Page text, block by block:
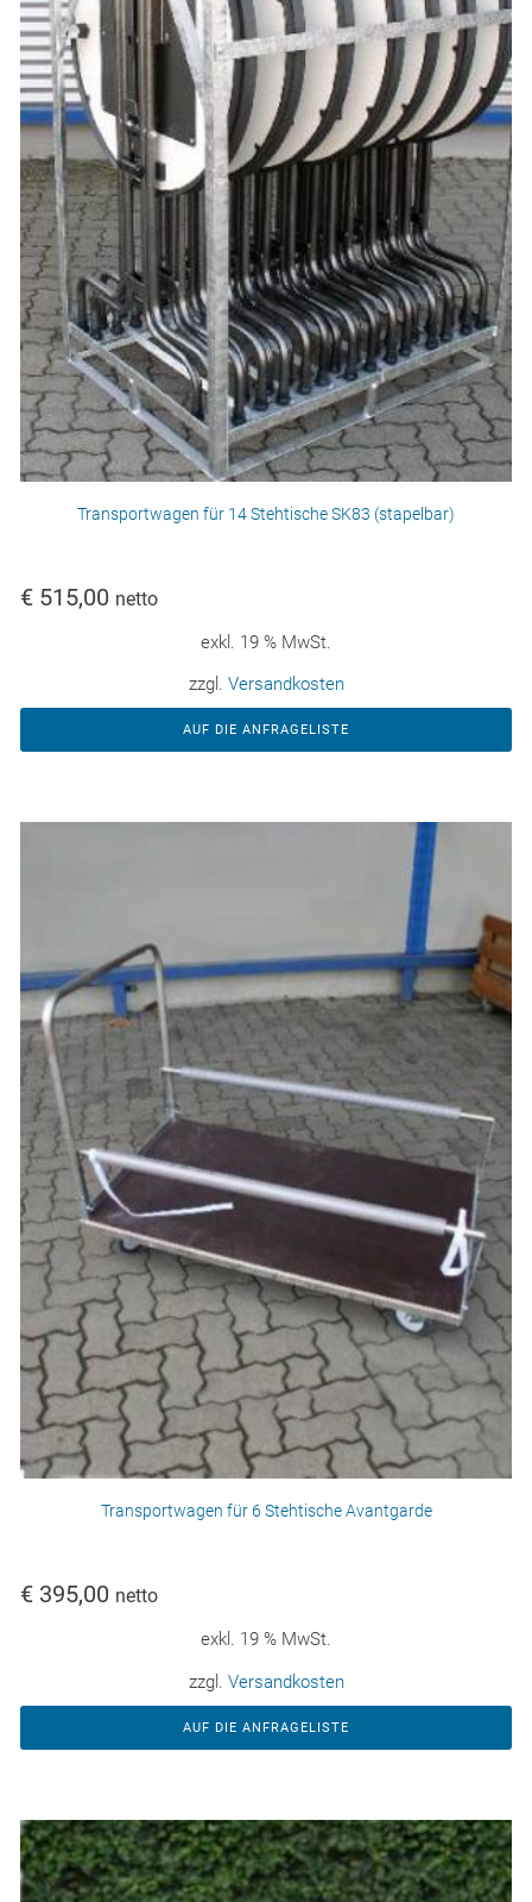
Transportwagen für 14 Stehtische SK83 (stapelbar)
€ 515,00 netto
exkl. 19 % MwSt.
zzgl. Versandkosten
AUF DIE ANFRAGELISTE
Transportwagen für 6 Stehtische Avantgarde
€ 395,00 netto
exkl. 19 % MwSt.
zzgl. Versandkosten
AUF DIE ANFRAGELISTE